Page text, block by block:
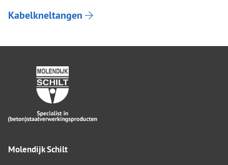
Kabelkneltangen
Molendijk Schilt